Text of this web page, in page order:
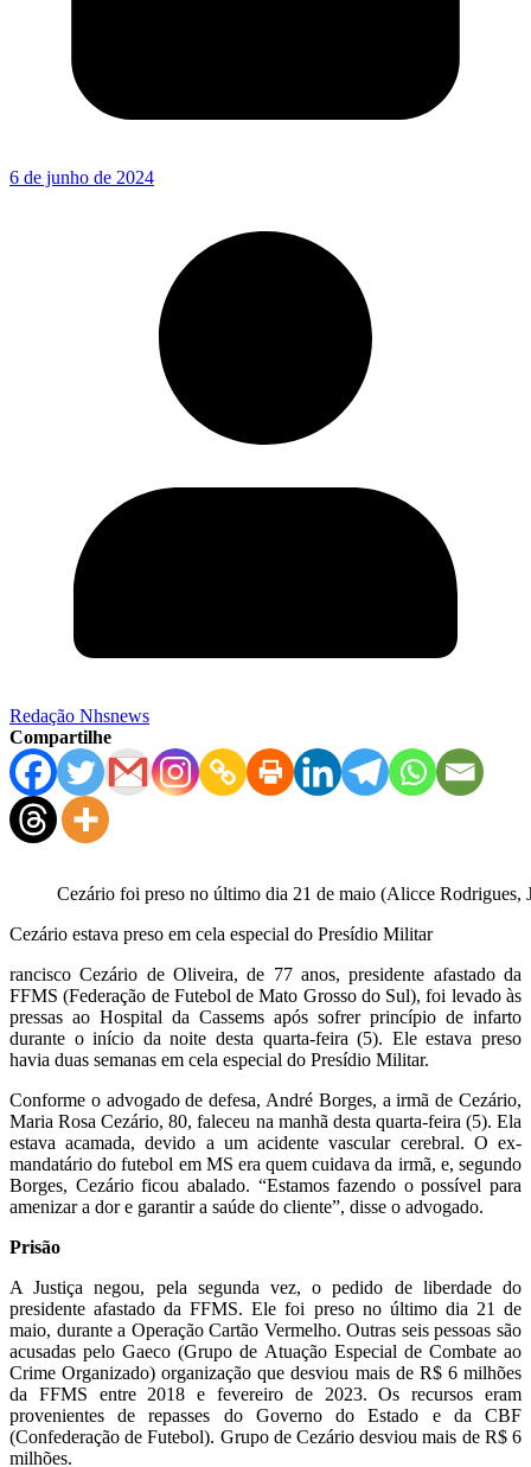
6 de junho de 2024
Redação Nhsnews
Compartilhe
Cezário foi preso no último dia 21 de maio (Alicce Rodrigues,
Cezário estava preso em cela especial do Presídio Militar
rancisco Cezário de Oliveira, de 77 anos, presidente afastado da
FFMS (Federação de Futebol de Mato Grosso do Sul), foi levado às
pressas ao Hospital da Cassems após sofrer princípio de infarto
durante o início da noite desta quarta-feira (5). Ele estava preso
havia duas semanas em cela especial do Presídio Militar.
Conforme o advogado de defesa, André Borges, a irmã de Cezário,
Maria Rosa Cezário, 80, faleceu na manhã desta quarta-feira (5). Ela
estava acamada, devido a um acidente vascular cerebral. O ex-
mandatário do futebol em MS era quem cuidava da irmã, e, segundo
Borges, Cezário ficou abalado. “Estamos fazendo o possível para
amenizar a dor e garantir a saúde do cliente”, disse o advogado.
Prisão
A Justiça negou, pela segunda vez, o pedido de liberdade do
presidente afastado da FFMS. Ele foi preso no último dia 21 de
maio, durante a Operação Cartão Vermelho. Outras seis pessoas são
acusadas pelo Gaeco (Grupo de Atuação Especial de Combate ao
Crime Organizado) organização que desviou mais de R$ 6 milhões
da FFMS entre 2018 e fevereiro de 2023. Os recursos eram
provenientes de repasses do Governo do Estado e da CBF
(Confederação de Futebol). Grupo de Cezário desviou mais de R$ 6
milhões.